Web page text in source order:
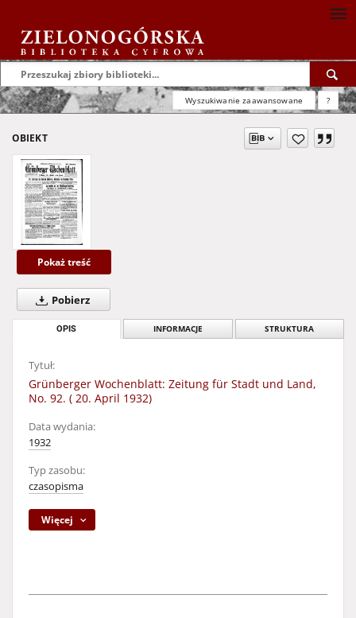
Wyszukiwanie zaawansowane ?
OBIEKT
Pokaż treść
Pobierz
OPIS INFORMACJE STRUKTURA
Tytuł:
Grünberger Wochenblatt: Zeitung für Stadt und Land,
No. 92. ( 20. April 1932)
Data wydania:
1932
Typ zasobu:
czasopisma
Więcej